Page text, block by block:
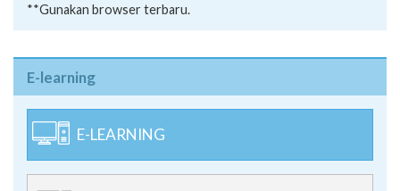
**Gunakan browser terbaru.
E-learning
E-LEARNING